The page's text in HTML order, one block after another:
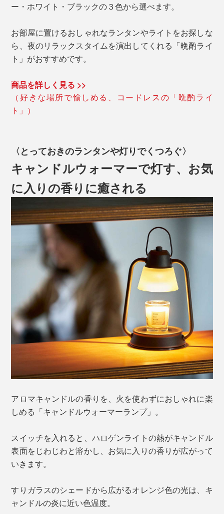
ー・ホワイト・ブラックの３色から選べます。
お部屋に置けるおしゃれなランタンやライトをお探しな
ら、夜のリラックスタイムを演出してくれる「晩酌ライ
ト」がおすすめです。
商品を詳しく見る >>
（好きな場所で愉しめる、コードレスの「晩酌ライ
ト」）
〈とっておきのランタンや灯りでくつろぐ〉
キャンドルウォーマーで灯す、お気
に入りの香りに癒される
アロマキャンドルの香りを、火を使わずにおしゃれに楽
しめる「キャンドルウォーマーランプ」。
スイッチを入れると、ハロゲンライトの熱がキャンドル
表面をじわじわと溶かし、お気に入りの香りが広がって
いきます。
すりガラスのシェードから広がるオレンジ色の光は、キ
ャンドルの炎に近い色温度。